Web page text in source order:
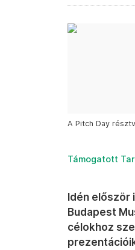
A Pitch Day
Támogatott
Idén először
Budapest
célokhoz